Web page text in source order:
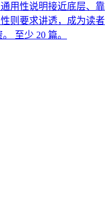
用性说明接近底层、靠
则要求讲透，成为读者
至少 20 篇。